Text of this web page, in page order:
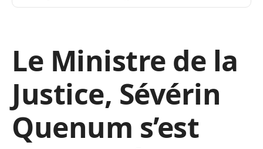
Le Ministre de la
Justice, Sévérin
Quenum s’est